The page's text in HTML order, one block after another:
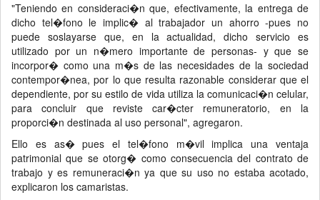
"Teniendo en consideraci�n que, efectivamente, la entrega de
dicho tel�fono le implic� al trabajador un ahorro -pues no
puede soslayarse que, en la actualidad, dicho servicio es
utilizado por un n�mero importante de personas- y que se
incorpor� como una m�s de las necesidades de la sociedad
contempor�nea, por lo que resulta razonable considerar que el
dependiente, por su estilo de vida utiliza la comunicaci�n celular,
para concluir que reviste car�cter remuneratorio, en la
proporci�n destinada al uso personal", agregaron.
Ello es as� pues el tel�fono m�vil implica una ventaja
patrimonial que se otorg� como consecuencia del contrato de
trabajo y es remuneraci�n ya que su uso no estaba acotado,
explicaron los camaristas.